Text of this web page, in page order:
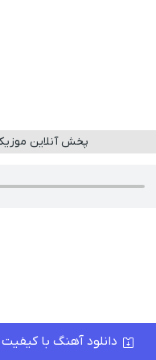
پخش آنلاین
دانلود آهنگ با کیفیت